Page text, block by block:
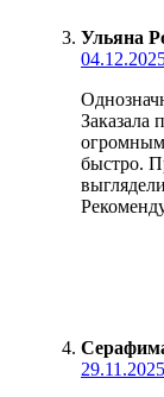
Ульяна
Заказала
быстро.
29.11.2025